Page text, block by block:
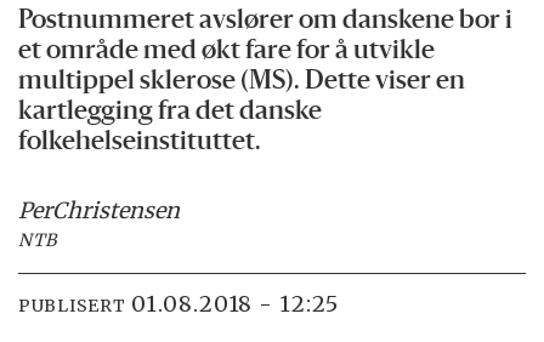
Postnummeret avslører om danskene bor i
et område med økt fare for å utvikle
multippel sklerose (MS). Dette viser en
kartlegging fra det danske
folkehelseinstituttet.
PerChristensen
NTB
PUBLISERT 01.08.2018 - 12:25